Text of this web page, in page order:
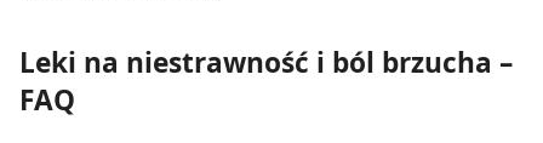
Leki na niestrawność i ból brzucha –
FAQ